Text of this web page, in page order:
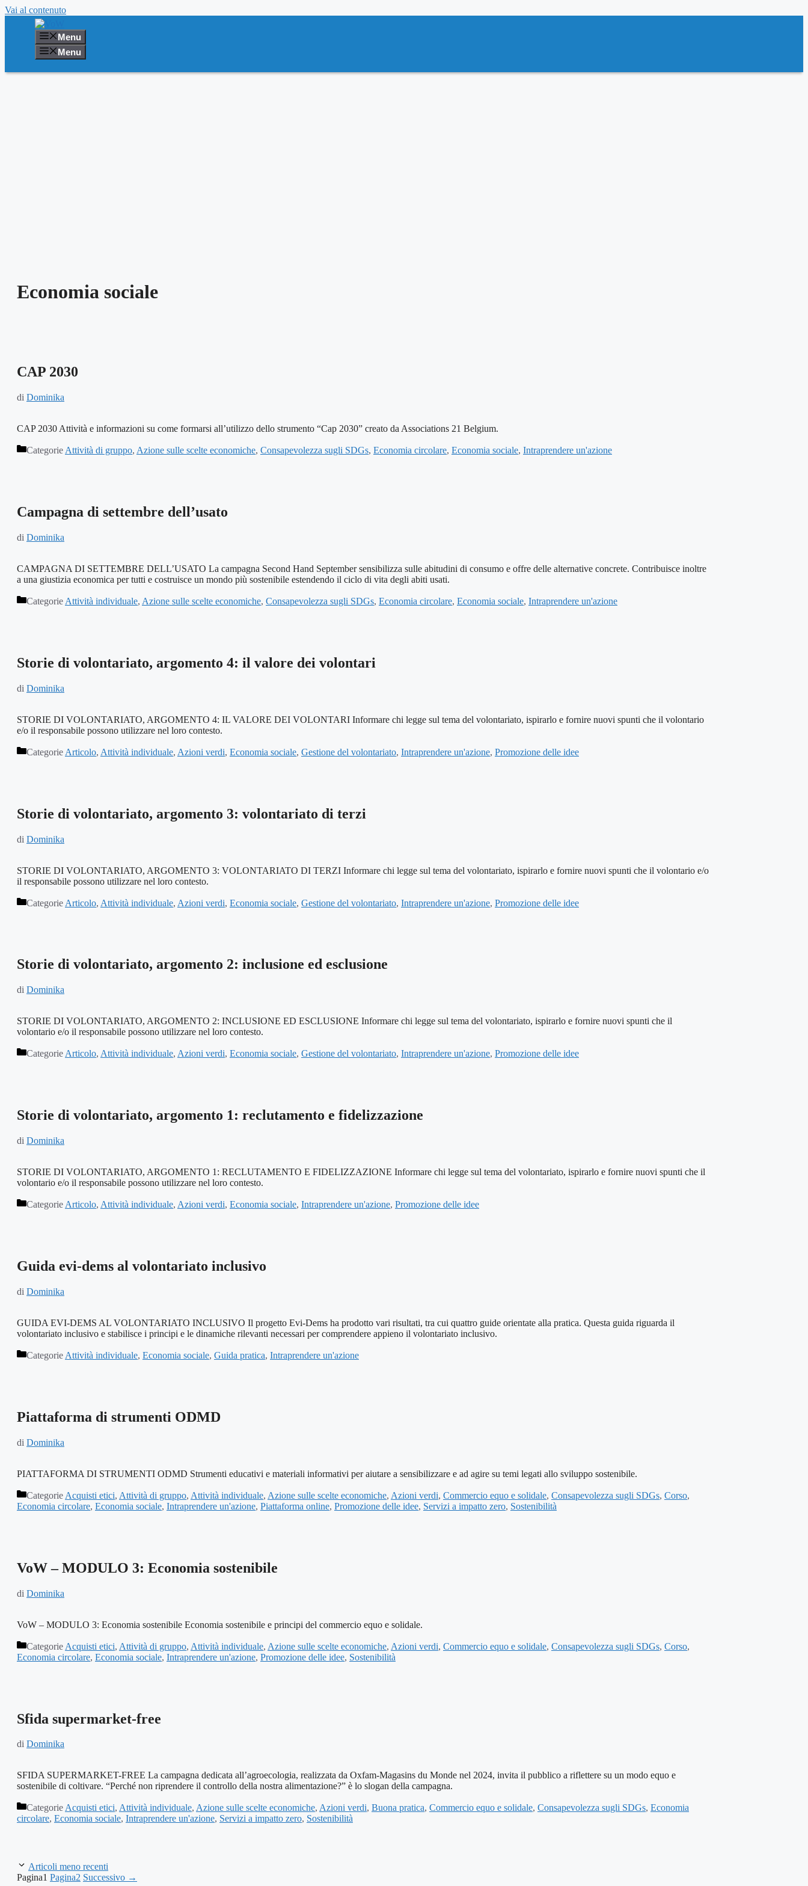
Vai al contenuto
Menu
Menu
Economia sociale
CAP 2030
di Dominika
CAP 2030 Attività e informazioni su come formarsi all’utilizzo dello strumento “Cap 2030” creato da Associations 21 Belgium.
Categorie Attività di gruppo, Azione sulle scelte economiche, Consapevolezza sugli SDGs, Economia circolare, Economia sociale, Intraprendere un'azione
Campagna di settembre dell’usato
di Dominika
CAMPAGNA DI SETTEMBRE DELL’USATO La campagna Second Hand September sensibilizza sulle abitudini di consumo e offre delle alternative concrete. Contribuisce inoltre
a una giustizia economica per tutti e costruisce un mondo più sostenibile estendendo il ciclo di vita degli abiti usati.
Categorie Attività individuale, Azione sulle scelte economiche, Consapevolezza sugli SDGs, Economia circolare, Economia sociale, Intraprendere un'azione
Storie di volontariato, argomento 4: il valore dei volontari
di Dominika
STORIE DI VOLONTARIATO, ARGOMENTO 4: IL VALORE DEI VOLONTARI Informare chi legge sul tema del volontariato, ispirarlo e fornire nuovi spunti che il volontario
e/o il responsabile possono utilizzare nel loro contesto.
Categorie Articolo, Attività individuale, Azioni verdi, Economia sociale, Gestione del volontariato, Intraprendere un'azione, Promozione delle idee
Storie di volontariato, argomento 3: volontariato di terzi
di Dominika
STORIE DI VOLONTARIATO, ARGOMENTO 3: VOLONTARIATO DI TERZI Informare chi legge sul tema del volontariato, ispirarlo e fornire nuovi spunti che il volontario e/o
il responsabile possono utilizzare nel loro contesto.
Categorie Articolo, Attività individuale, Azioni verdi, Economia sociale, Gestione del volontariato, Intraprendere un'azione, Promozione delle idee
Storie di volontariato, argomento 2: inclusione ed esclusione
di Dominika
STORIE DI VOLONTARIATO, ARGOMENTO 2: INCLUSIONE ED ESCLUSIONE Informare chi legge sul tema del volontariato, ispirarlo e fornire nuovi spunti che il
volontario e/o il responsabile possono utilizzare nel loro contesto.
Categorie Articolo, Attività individuale, Azioni verdi, Economia sociale, Gestione del volontariato, Intraprendere un'azione, Promozione delle idee
Storie di volontariato, argomento 1: reclutamento e fidelizzazione
di Dominika
STORIE DI VOLONTARIATO, ARGOMENTO 1: RECLUTAMENTO E FIDELIZZAZIONE Informare chi legge sul tema del volontariato, ispirarlo e fornire nuovi spunti che il
volontario e/o il responsabile possono utilizzare nel loro contesto.
Categorie Articolo, Attività individuale, Azioni verdi, Economia sociale, Intraprendere un'azione, Promozione delle idee
Guida evi-dems al volontariato inclusivo
di Dominika
GUIDA EVI-DEMS AL VOLONTARIATO INCLUSIVO Il progetto Evi-Dems ha prodotto vari risultati, tra cui quattro guide orientate alla pratica. Questa guida riguarda il
volontariato inclusivo e stabilisce i principi e le dinamiche rilevanti necessari per comprendere appieno il volontariato inclusivo.
Categorie Attività individuale, Economia sociale, Guida pratica, Intraprendere un'azione
Piattaforma di strumenti ODMD
di Dominika
PIATTAFORMA DI STRUMENTI ODMD Strumenti educativi e materiali informativi per aiutare a sensibilizzare e ad agire su temi legati allo sviluppo sostenibile.
Categorie Acquisti etici, Attività di gruppo, Attività individuale, Azione sulle scelte economiche, Azioni verdi, Commercio equo e solidale, Consapevolezza sugli SDGs, Corso,
Economia circolare, Economia sociale, Intraprendere un'azione, Piattaforma online, Promozione delle idee, Servizi a impatto zero, Sostenibilità
VoW – MODULO 3: Economia sostenibile
di Dominika
VoW – MODULO 3: Economia sostenibile Economia sostenibile e principi del commercio equo e solidale.
Categorie Acquisti etici, Attività di gruppo, Attività individuale, Azione sulle scelte economiche, Azioni verdi, Commercio equo e solidale, Consapevolezza sugli SDGs, Corso,
Economia circolare, Economia sociale, Intraprendere un'azione, Promozione delle idee, Sostenibilità
Sfida supermarket-free
di Dominika
SFIDA SUPERMARKET-FREE La campagna dedicata all’agroecologia, realizzata da Oxfam-Magasins du Monde nel 2024, invita il pubblico a riflettere su un modo equo e
sostenibile di coltivare. “Perché non riprendere il controllo della nostra alimentazione?” è lo slogan della campagna.
CategorieAcquisti etici, Attività individuale, Azione sulle scelte economiche, Azioni verdi, Buona pratica, Commercio equo e solidale, Consapevolezza sugli SDGs, Economia
circolare, Economia sociale, Intraprendere un'azione, Servizi a impatto zero, Sostenibilità
Articoli meno recenti
Pagina1 Pagina2 Successivo →